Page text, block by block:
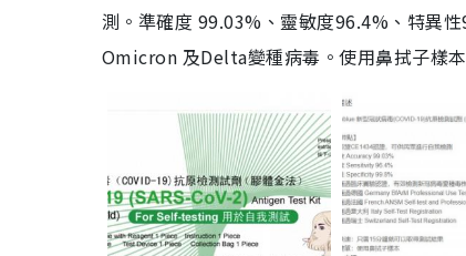
測。準確度 99.03%、靈敏度96.4%、特異
Omicron 及Delta變種病毒。使用鼻拭子樣